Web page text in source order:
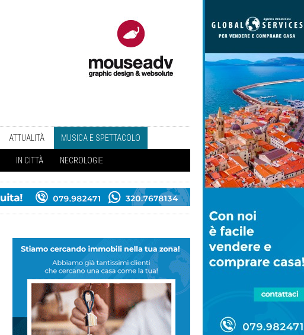
ATTUALITÀ MUSICA E SPETTACOLO
IN CITTÀ NECROLOGIE